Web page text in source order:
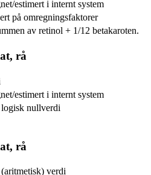
estimert i internt system
på omregningsfaktorer
av retinol + 1/12 betakaroten.
rå
estimert i internt system
logisk nullverdi
rå
verdi